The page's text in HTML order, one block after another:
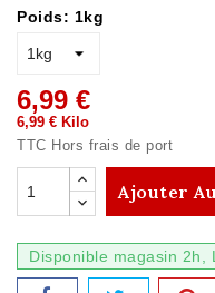
Poids: 1kg
6,99 €
6,99 € Kilo
TTC Hors frais de port
Ajouter
Disponible magasin 2h,